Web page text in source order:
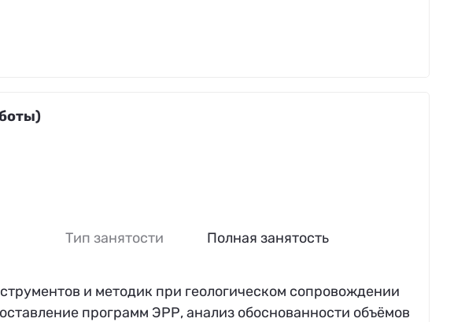
Тип занятости
Полная занятость
и методик при геологическом сопровождении
программ ЭРР, анализ обоснованности объёмов